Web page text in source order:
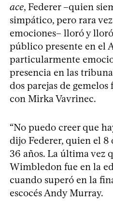
ace, Federer –quien
simpático, pero rara
emociones– lloró y
público presente en el
particularmente
presencia en las
dos parejas de
con Mirka Vavrinec.
“No puedo creer que
dijo Federer, quien el
36 años. La última vez
Wimbledon fue en la
cuando superó en la
escocés Andy Murray.